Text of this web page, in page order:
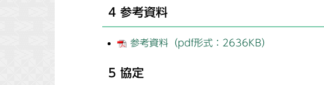
4 参考資料
参考資料（pdf形式：2636KB）
5 協定